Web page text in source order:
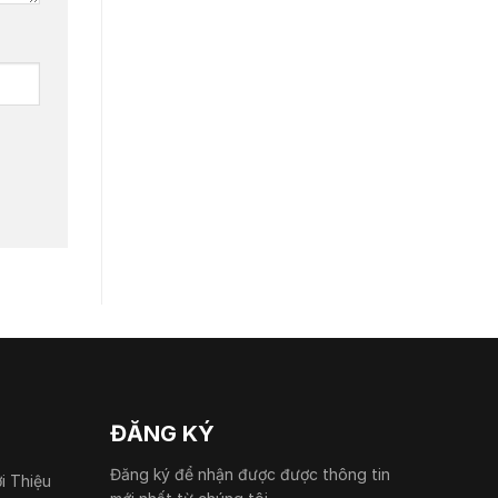
Thiệu
ĐĂNG KÝ
Đăng ký để nhận được được thông tin